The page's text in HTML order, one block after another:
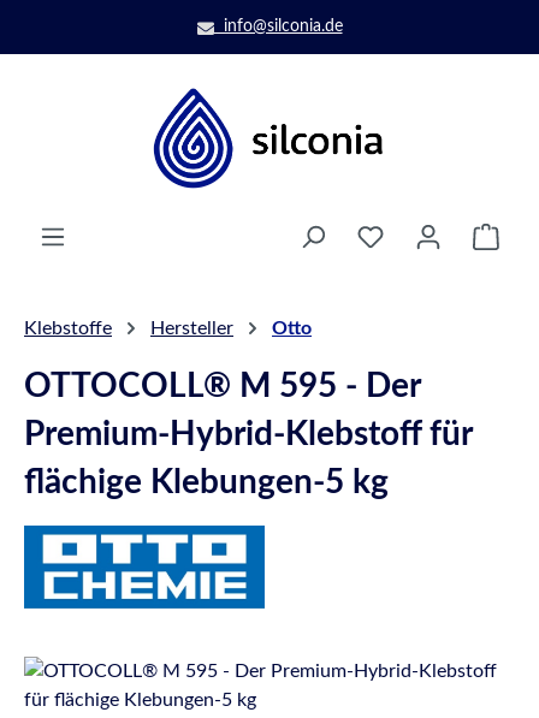
Zum Hauptinhalt springeninfo@silconia.de
Klebstoffe Hersteller Otto
OTTOCOLL® M 595 - Der
Premium-Hybrid-Klebstoff für
flächige Klebungen-5 kg
Bildergalerie überspringen